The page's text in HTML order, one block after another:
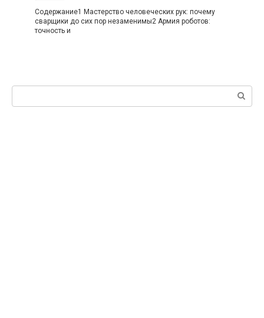
Содержание1 Мастерство человеческих рук: почему
сварщики до сих пор незаменимы2 Армия роботов:
точность и